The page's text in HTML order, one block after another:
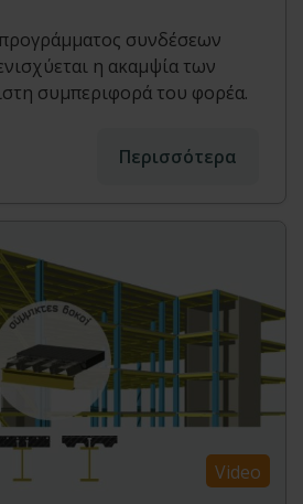
συνδέσεων
η ακαμψία των
συμπεριφορά του φορέα.
Περισσότερα
Video